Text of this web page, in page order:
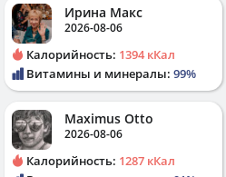
Ирина Макс
2026-08-06
Калорийность: 1394 кКал
Витамины и минералы: 99%
Maximus Otto
2026-08-06
Калорийность: 1287 кКал